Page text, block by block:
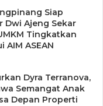
Siap
Dwi Ajeng Sekar
Tingkatkan
AIM ASEAN
Dyra Terranova,
Semangat Anak
Depan Properti